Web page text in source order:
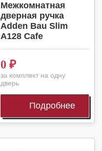
Межкомнатная
дверная ручка
Adden Bau Slim
A128 Cafe
0 ₽
за комплект на одну
дверь
Подробнее